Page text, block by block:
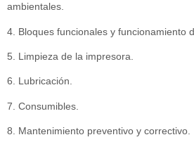
ambientales.
4. Bloques funcionales y funcionamiento
5. Limpieza de la impresora.
6. Lubricación.
7. Consumibles.
8. Mantenimiento preventivo y correctivo.